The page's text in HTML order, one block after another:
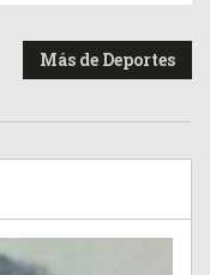
Más de Deportes